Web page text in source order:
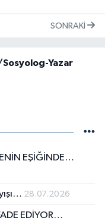
SONRAKI
Yazar
EŞİĞİNDE…
28.07.2026
EDİYOR…